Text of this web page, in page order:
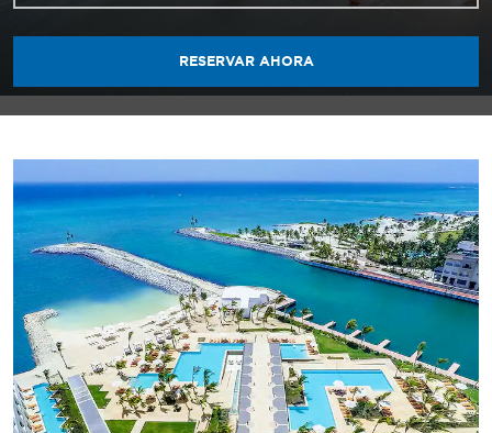
RESERVAR AHORA